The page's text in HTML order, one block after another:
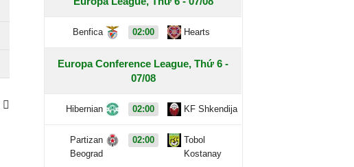
Benfica 02:00 Hearts
Europa Conference League, Thứ 6 -
07/08
Hibernian 02:00 KF Shkendija
Partizan
Beograd
02:00
Tobol
Kostanay